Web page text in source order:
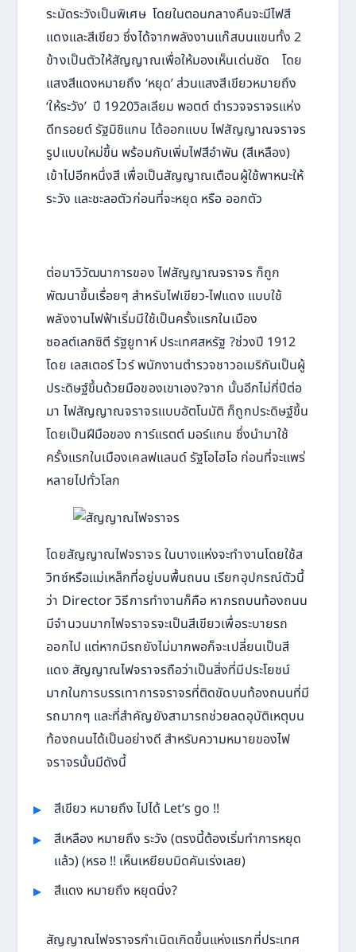
ระมัดระวังเป็นพิเศษ โดยในตอนกลางคืนจะมีไฟสี
แดงและสีเขียว ซึ่งได้จากพลังงานแก๊สบนแขนทั้ง 2
ข้างเป็นตัวให้สัญญาณเพื่อให้มองเห็นเด่นชัด โดย
แสงสีแดงหมายถึง ‘หยุด’ ส่วนแสงสีเขียวหมายถึง
‘ให้ระวัง’ ปี 1920วิลเลียม พอตต์ ตำรวจจราจรแห่ง
ดีทรอยต์ รัฐมิชิแกน ได้ออกแบบ ไฟสัญญาณจราจร
รูปแบบใหม่ขึ้น พร้อมกับเพิ่มไฟสีอำพัน (สีเหลือง)
เข้าไปอีกหนึ่งสี เพื่อเป็นสัญญาณเตือนผู้ใช้พาหนะให้
ระวัง และชะลอตัวก่อนที่จะหยุด หรือ ออกตัว
ต่อมาวิวัฒนาการของ ไฟสัญญาณจราจร ก็ถูก
พัฒนาขึ้นเรื่อยๆ สำหรับไฟเขียว-ไฟแดง แบบใช้
พลังงานไฟฟ้าเริ่มมีใช้เป็นครั้งแรกในเมือง
ซอลต์เลกซิตี รัฐยูทาห์ ประเทศสหรัฐ ?ช่วงปี 1912
โดย เลสเตอร์ ไวร์ พนักงานตำรวจชาวอเมริกันเป็นผู้
ประดิษฐ์ขึ้นด้วยมือของเขาเอง?จาก นั้นอีกไม่กี่ปีต่อ
มา ไฟสัญญาณจราจรแบบอัตโนมัติ ก็ถูกประดิษฐ์ขึ้น
โดยเป็นฝีมือของ การ์แรตต์ มอร์แกน ซึ่งนำมาใช้
ครั้งแรกในเมืองเคลฟแลนด์ รัฐโอไฮโอ ก่อนที่จะแพร่
หลายไปทั่วโลก
โดยสัญญาณไฟจราจร ในบางแห่งจะทำงานโดยใช้ส
วิทซ์หรือแม่เหล็กที่อยู่บนพื้นถนน เรียกอุปกรณ์ตัวนี้
ว่า Director วิธีการทำงานก็คือ หากรถบนท้องถนน
มีจำนวนมากไฟจราจรจะเป็นสีเขียวเพื่อระบายรถ
ออกไป แต่หากมีรถยังไม่มากพอก็จะเปลี่ยนเป็นสี
แดง สัญญาณไฟจราจรถือว่าเป็นสิ่งที่มีประโยชน์
มากในการบรรเทาการจราจรที่ติดขัดบนท้องถนนที่มี
รถมากๆ และที่สำคัญยังสามารถช่วยลดอุบัติเหตุบน
ท้องถนนได้เป็นอย่างดี สำหรับความหมายของไฟ
จราจรนั้นมีดังนี้
สีเขียว หมายถึง ไปได้ Let’s go !!
สีเหลือง หมายถึง ระวัง (ตรงนี้ต้องเริ่มทำการหยุด
แล้ว) (หรอ !! เห็นเหยียบมิดคันเร่งเลย)
สีแดง หมายถึง หยุดนิ่ง?
สัญญาณไฟจราจรกำเนิดเกิดขึ้นแห่งแรกที่ประเทศ